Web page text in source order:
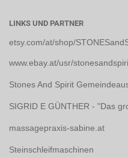
LINKS UND PARTNER
etsy.com/at/shop/
www.ebay.at/usr/
Stones And Spirit
SIGRID E GÜNTHER - "Das
massagepraxis-sabine.at
Steinschleifmaschinen